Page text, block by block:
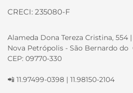
CRECI: 235080-F
Alameda Dona Tereza Cristina, 554
Nova Petrópolis - São Bernardo do
CEP: 09770-330
📲 11.97499-0398 | 11.98150-2104